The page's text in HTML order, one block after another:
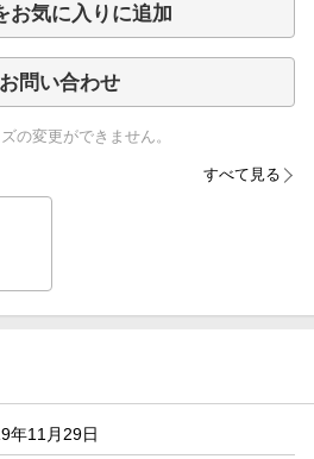
お気に入りに追加
お問い合わせ
の変更ができません。
すべて見る
年11月29日